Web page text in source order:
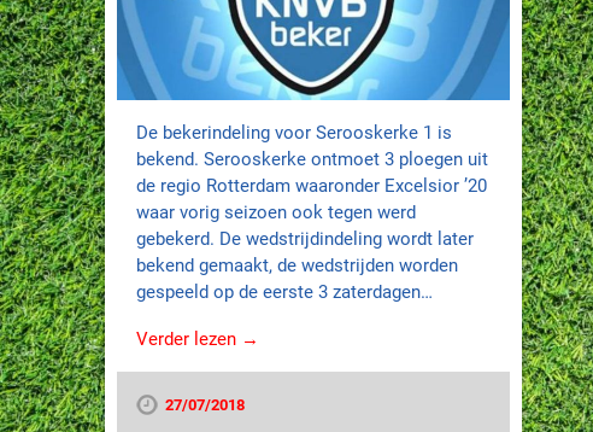
De bekerindeling voor Serooskerke 1 is
bekend. Serooskerke ontmoet 3 ploegen uit
de regio Rotterdam waaronder Excelsior ’20
waar vorig seizoen ook tegen werd
gebekerd. De wedstrijdindeling wordt later
bekend gemaakt, de wedstrijden worden
gespeeld op de eerste 3 zaterdagen…
Verder lezen →
27/07/2018